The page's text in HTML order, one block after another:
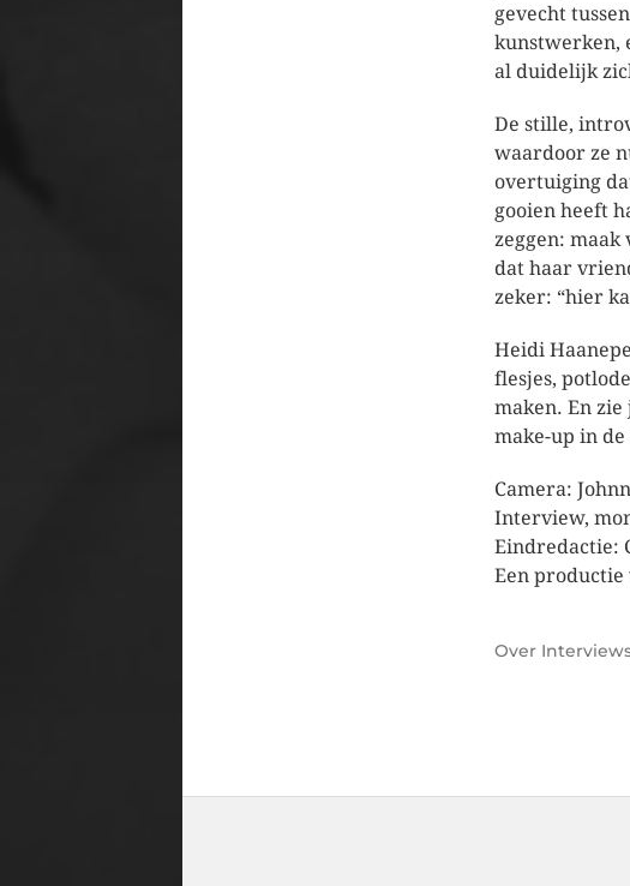
gevecht
kunstwerken,
al duidelijk
De stille,
waardoor ze
overtuiging
gooien heeft
zeggen:
dat haar
zeker: “hier
Heidi
flesjes,
maken. En
make-up in
Camera:
Interview,
Eindredactie:
Een productie
Over